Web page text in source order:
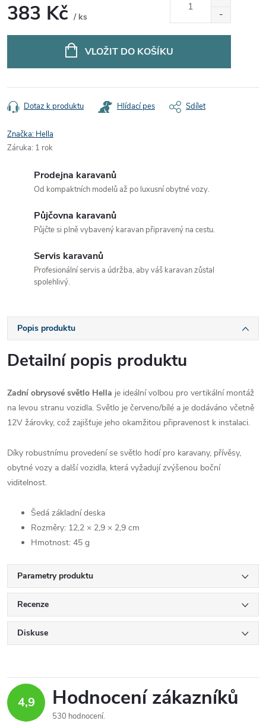
383 Kč / ks
VLOŽIT DO KOŠÍKU
Dotaz k produktu Hlídací pes Sdílet
Značka: Hella
Záruka: 1 rok
Prodejna karavanů
Od kompaktních modelů až po luxusní obytné vozy.
Půjčovna karavanů
Půjčte si plně vybavený karavan připravený na cestu.
Servis karavanů
Profesionální servis a údržba, aby váš karavan zůstal
spolehlivý.
Popis produktu
Detailní popis produktu
Zadní obrysové světlo Hella je ideální volbou pro vertikální montáž
na levou stranu vozidla. Světlo je červeno/bílé a je dodáváno včetně
12V žárovky, což zajišťuje jeho okamžitou připravenost k instalaci.
Díky robustnímu provedení se světlo hodí pro karavany, přívěsy,
obytné vozy a další vozidla, která vyžadují zvýšenou boční
viditelnost.
Šedá základní deska
Rozměry: 12,2 × 2,9 × 2,9 cm
Hmotnost: 45 g
Parametry produktu
Recenze
Diskuse
4,9 Hodnocení zákazníků
530 hodnocení